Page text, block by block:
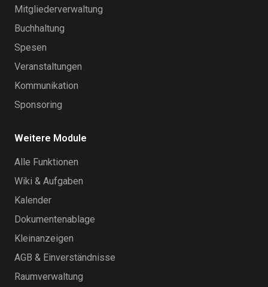
Mitgliederverwaltung
Buchhaltung
Spesen
Veranstaltungen
Kommunikation
Sponsoring
Weitere Module
Alle Funktionen
Wiki & Aufgaben
Kalender
Dokumentenablage
Kleinanzeigen
AGB & Einverständnisse
Raumverwaltung